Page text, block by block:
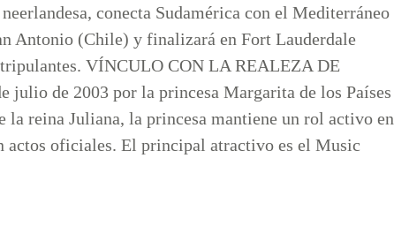
conecta Sudamérica con el Mediterráneo
Antonio (Chile) y finalizará en Fort Lauderdale
VÍNCULO CON LA REALEZA DE
julio de 2003 por la princesa Margarita de los Países
reina Juliana, la princesa mantiene un rol activo en
actos oficiales. El principal atractivo es el Music